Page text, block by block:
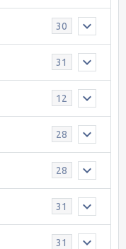
30
31
12
28
28
31
31